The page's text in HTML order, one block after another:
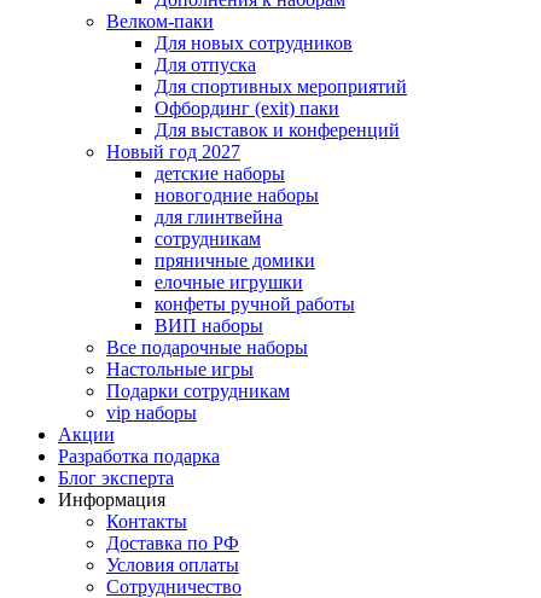
Велком-паки
Для новых сотрудников
Для отпуска
Для спортивных мероприятий
Офбординг (exit) паки
Для выставок и конференций
Новый год 2027
детские наборы
новогодние наборы
для глинтвейна
сотрудникам
пряничные домики
елочные игрушки
конфеты ручной работы
ВИП наборы
Все подарочные наборы
Настольные игры
Подарки сотрудникам
vip наборы
Акции
Разработка подарка
Блог эксперта
Информация
Контакты
Доставка по РФ
Условия оплаты
Сотрудничество